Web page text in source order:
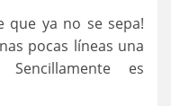
que ya no se sepa!
pocas líneas una
es